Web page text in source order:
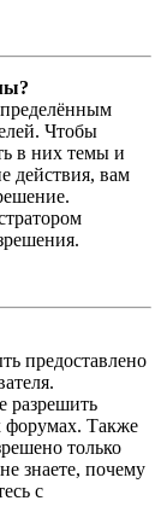
Чтобы
в них темы и
действия, вам
предоставлено
разрешить
форумах. Также
только
знаете, почему
с